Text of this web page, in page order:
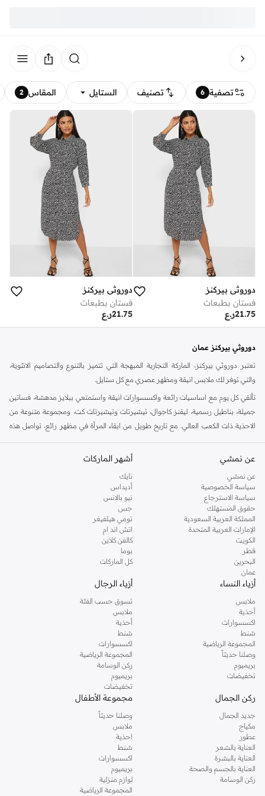
تصفية 6 تصنيف الستايل المقاس 2
دوروثي بيركنز
فستان بطبعات
ر.ع21.75
دوروثي بيركنز
فستان بطبعات
ر.ع21.75
دوروثي بيركنز عمان
تعتبر دوروثي بيركنز، الماركة التجارية المبهجة التي تتميز بالتنوع والتصاميم الانثوية،
والتي توفر لك ملابس انيقة ومظهر عصري مع كل ستايل.
تألقي كل يوم مع اساسيات رائعة واكسسوارات انيقة واستمتعي ببلايز مدهشة، فساتين
جميلة، بناطيل رسمية، ليقنز كاجوال، تيشيرتات وتيشيرتات كت، ومجموعة متنوعة من
الاحذية ذات الكعب العالي. مع تاريخ طويل من ابقاء المرأة في مظهر رائع، تواصل هذه
كنت تقومين بتجديد خزانة ملابسك الملائمة للعمل، البحث عن فستان مثالي للحفلات او
اليه.
تسوقي دوروثي بيركنز اون لاين مسقط
تسوقي دوروثي بيركنز اون لاين من نمشي واستمتعي باكثر من الف ستايل من مجموعة
دوروثي بيركنز الشهيرة. تصفحي المجموعة كاملة في متجر دوروثي بيركنز اون لاين او
استخدمي القائمة لتحديد تجربة تسوق دوروثي بيركنز اون لاين. خدمة التوصيل السريعة
والدعم الاستثنائي يضمن لك تجربة تسوق ممتعة دائما مع نمشي.
عن نمشي
عن نمشي
سياسة الخصوصية
سياسة الاسترجاع
حقوق المستهلك
المملكة العربية السعودية
الإمارات العربية المتحدة
الكويت
قطر
البحرين
عمان
أشهر الماركات
نايك
أديداس
نيو بالانس
جس
تومي هيلفيغر
اتش اند ام
كالفن كلاين
بوما
كل الماركات
أزياء النساء
ملابس
أحذية
اكسسوارات
شنط
المجموعة الرياضية
وصلنا حديثاً
بريميوم
تخفيضات
أزياء الرجال
تسوق حسب الفئة
ملابس
أحذية
شنط
اكسسوارات
المجموعة الرياضية
ركن الوسامة
بريميوم
تخفيضات
ركن الجمال
جديد الجمال
مكياج
عطور
العناية بالشعر
العناية بالبشرة
العناية بالجسم والصحة
ركن الوسامة
مجموعة الأطفال
وصلنا حديثاً
ملابس
احذية
شنط
اكسسوارات
بريميوم
لوازم منزلية
المجموعة الرياضية